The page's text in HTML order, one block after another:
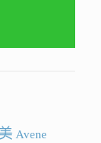
Avene